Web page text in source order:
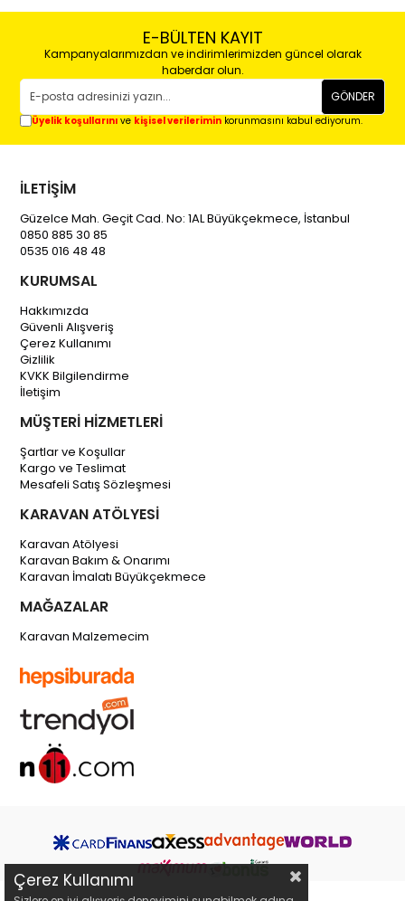
E-BÜLTEN KAYIT
Kampanyalarımızdan ve indirimlerimizden güncel olarak
haberdar olun.
GÖNDER
Üyelik koşullarını ve kişisel verilerimin korunmasını kabul ediyorum.
İLETİŞİM
Güzelce Mah. Geçit Cad. No: 1AL Büyükçekmece, İstanbul
0850 885 30 85
0535 016 48 48
KURUMSAL
Hakkımızda
Güvenli Alışveriş
Çerez Kullanımı
Gizlilik
KVKK Bilgilendirme
İletişim
MÜŞTERİ HİZMETLERİ
Şartlar ve Koşullar
Kargo ve Teslimat
Mesafeli Satış Sözleşmesi
KARAVAN ATÖLYESİ
Karavan Atölyesi
Karavan Bakım & Onarımı
Karavan İmalatı Büyükçekmece
MAĞAZALAR
Karavan Malzemecim
Çerez Kullanımı